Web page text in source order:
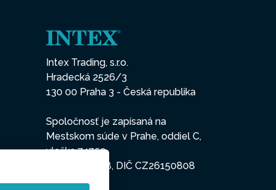
Intex Trading, s.r.o.
Hradecká 2526/3
130 00 Praha 3 - Česká republika
Spoločnosť je zapísaná na
Mestskom súde v Prahe, oddiel C,
vložka 74759
IČO 26150808, DIČ CZ26150808